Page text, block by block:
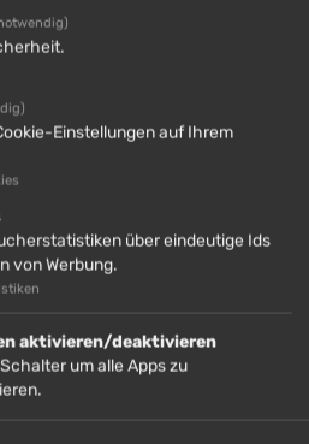
Einstellungen auf Ihrem
über eindeutige Ids
von Werbung.
aktivieren/deaktivieren
um alle Apps zu